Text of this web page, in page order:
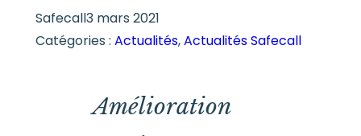
Safecall3 mars 2021
Catégories : Actualités, Actualités Safecall
Amélioration